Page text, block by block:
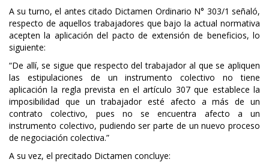
A su turno, el antes citado Dictamen Ordinario N° 303/1 señaló,
respecto de aquellos trabajadores que bajo la actual normativa
acepten la aplicación del pacto de extensión de beneficios, lo
siguiente:
“De allí, se sigue que respecto del trabajador al que se apliquen
las estipulaciones de un instrumento colectivo no tiene
aplicación la regla prevista en el artículo 307 que establece la
imposibilidad que un trabajador esté afecto a más de un
contrato colectivo, pues no se encuentra afecto a un
instrumento colectivo, pudiendo ser parte de un nuevo proceso
de negociación colectiva.”
A su vez, el precitado Dictamen concluye: